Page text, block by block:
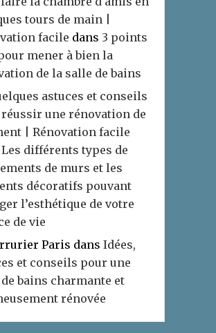
tours de main |
facile dans 3 points
mener à bien la
de la salle de bains
astuces et conseils
une rénovation de
| Rénovation facile
Les différents types de
de murs et les
décoratifs pouvant
l’esthétique de votre
de vie
Paris dans Idées,
et conseils pour une
bains charmante et
rénovée